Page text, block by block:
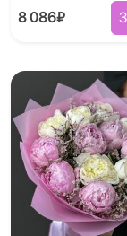
8 086₽